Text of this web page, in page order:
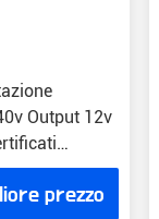
Output 12v
prezzo